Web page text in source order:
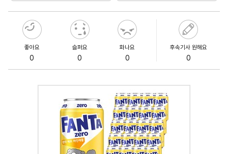
좋아요
0
슬퍼요
0
화나요
0
후속기사 원해요
0